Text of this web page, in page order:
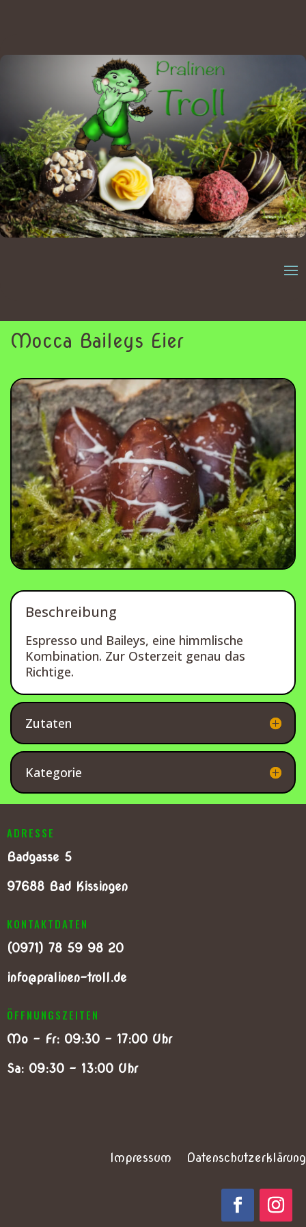
Mocca Baileys Eier
Beschreibung
Espresso und Baileys, eine himmlische
Kombination. Zur Osterzeit genau das
Richtige.
Zutaten
Kategorie
ADRESSE
Badgasse 5
97688 Bad Kissingen
KONTAKTDATEN
(0971) 78 59 98 20
info@pralinen-troll.de
ÖFFNUNGSZEITEN
Mo – Fr: 09:30 – 17:00 Uhr
Sa: 09:30 – 13:00 Uhr
Impressum Datenschutzerklärung